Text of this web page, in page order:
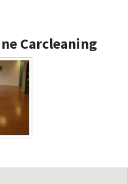
Carcleaning